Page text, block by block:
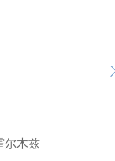
尔木兹